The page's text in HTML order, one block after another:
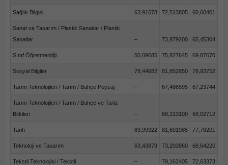
Sağlık Bilgisi 63,91678 72,513805 60,60401
Sanat ve Tasarım / Plastik Sanatlar / Plastik
Sanatlar
– 73,879200 65,45304
Sınıf Öğretmenliği 50,09685 75,827645 69,87670
Sosyal Bilgiler 78,44682 81,852650 78,93752
Tarım Teknolojileri / Tarım / Bahçe Peyzaj – 67,486595 67,23744
Tarım Teknolojileri / Tarım / Bahçe ve Tarla
Bitkileri
– 68,213100 68,02712
Tarih 83,99322 81,601985 77,78201
Teknoloji ve Tasarım 63,43878 73,203860 68,64220
Tekstil Teknolojisi / Tekstil – 79,162405 72,63373